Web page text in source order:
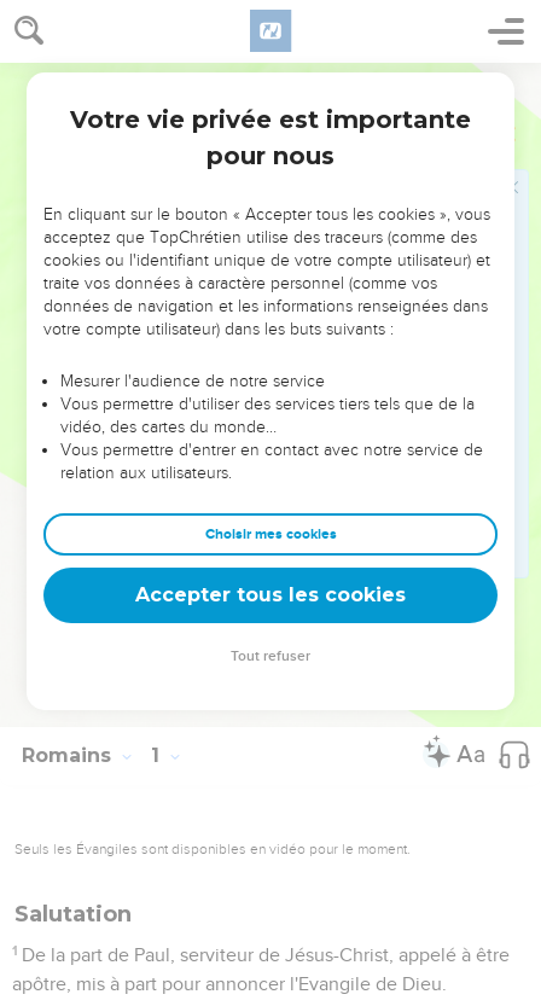
Romains Introduction
peuvent être déclarés justes par la foi (3.21-31). Ainsi le fut
*Abraham (ch. 4). Les hommes condamnés en Adam ne
peuvent être déclarés justes qu’en Christ (ch. 5). Dans les
chapitres 6 et 7, Paul répond aux objections des adversaires
de l’Evangile. Il clarifie, en particulier, le rôle de la *Loi : «
sainte » et « bonne », elle a donné à l’homme la
la Loi, qui lui fait faire le mal (7.13-25). Quant à l’Esprit (ch. 8),
il fait de nous des fils de Dieu et vient à notre secours.
Les chapitres 9 à 11 sont consacrés au sort d’*Israël dans le
plan du salut divin : la majorité des Juifs ont rejeté
peuple (ch. 11) et il fait cette mystérieuse promesse : « Tout
Israël sera *sauvé » (v.26).
Les chapitres 12 à 15 forment un tout. L’*apôtre termine sa
les relations dans l’Eglise (12.1-16 ; 13.8 à 15.7) et hors de
l’Eglise (12.17 à 13.7) : elles doivent porter la marque de
l’amour.
permission. All rights reserved worldwide.
Romains 1
Seuls les Évangiles sont disponibles en vidéo pour le moment.
Salutation
1 De la part de Paul, serviteur de Jésus-Christ, appelé à être
apôtre, mis à part pour annoncer l'Evangile de Dieu.
Votre vie privée est importante
pour nous
En cliquant sur le bouton « Accepter tous les cookies », vous
acceptez que TopChrétien utilise des traceurs (comme des
cookies ou l'identifiant unique de votre compte utilisateur) et
traite vos données à caractère personnel (comme vos
données de navigation et les informations renseignées dans
votre compte utilisateur) dans les buts suivants :
Mesurer l'audience de notre service
Vous permettre d'utiliser des services tiers tels que de la
vidéo, des cartes du monde…
Vous permettre d'entrer en contact avec notre service de
relation aux utilisateurs.
Choisir mes cookies
Accepter tous les cookies
Tout refuser